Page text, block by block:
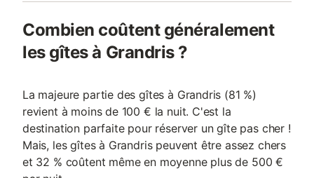
Combien coûtent généralement
les gîtes à Grandris ?
La majeure partie des gîtes à Grandris (81 %)
revient à moins de 100 € la nuit. C'est la
destination parfaite pour réserver un gîte pas cher !
Mais, les gîtes à Grandris peuvent être assez chers
et 32 % coûtent même en moyenne plus de 500 €